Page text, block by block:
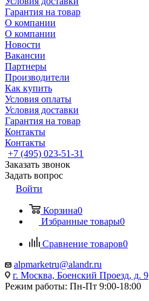
Гарантия на товар
О компании
О компании
Новости
Вакансии
Партнеры
Производители
Как купить
Условия оплаты
Условия доставки
Гарантия на товар
Контакты
Контакты
+7 (495) 023-51-31
Заказать звонок
Задать вопрос
Войти
Корзина0
Избранные товары0
Сравнение товаров0
alpmarketru@alandr.ru
г. Москва, Боенский Проезд, д. 9
Режим работы: Пн-Пт 9:00-18:00